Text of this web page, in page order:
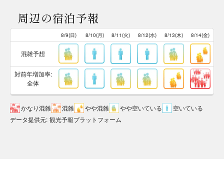
周辺の宿泊予報
8/9(日) 8/10(月) 8/11(火) 8/12(水) 8/13(木) 8/14(金)
混雑予想
対前年増加率:
全体
かなり混雑 混雑 やや混雑 やや空いている
空いている
データ提供元: 観光予報プラットフォーム